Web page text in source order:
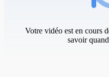
Votre vidéo est en cours
savoir